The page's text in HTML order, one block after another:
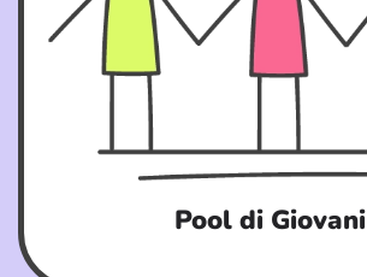
Pool di Giovani